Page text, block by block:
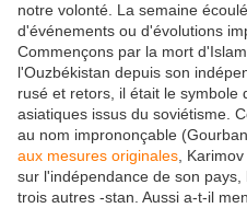
notre volonté. La semaine
d'événements ou d'évolutions
Commençons par la mort
l'Ouzbékistan depuis son
rusé et retors, il était le symbole
asiatiques issus du soviétisme.
au nom imprononçable
aux mesures originales ,
sur l'indépendance de son
trois autres -stan. Aussi a-t-il